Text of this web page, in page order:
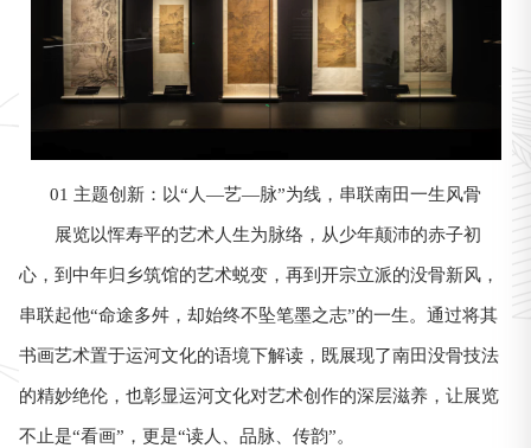
01 主题创新：以“人—艺—脉”为线，串联南田一生风骨
展览以恽寿平的艺术人生为脉络，从少年颠沛的赤子初
心，到中年归乡筑馆的艺术蜕变，再到开宗立派的没骨新风，
串联起他“命途多舛，却始终不坠笔墨之志”的一生。通过将其
书画艺术置于运河文化的语境下解读，既展现了南田没骨技法
的精妙绝伦，也彰显运河文化对艺术创作的深层滋养，让展览
不止是“看画”，更是“读人、品脉、传韵”。